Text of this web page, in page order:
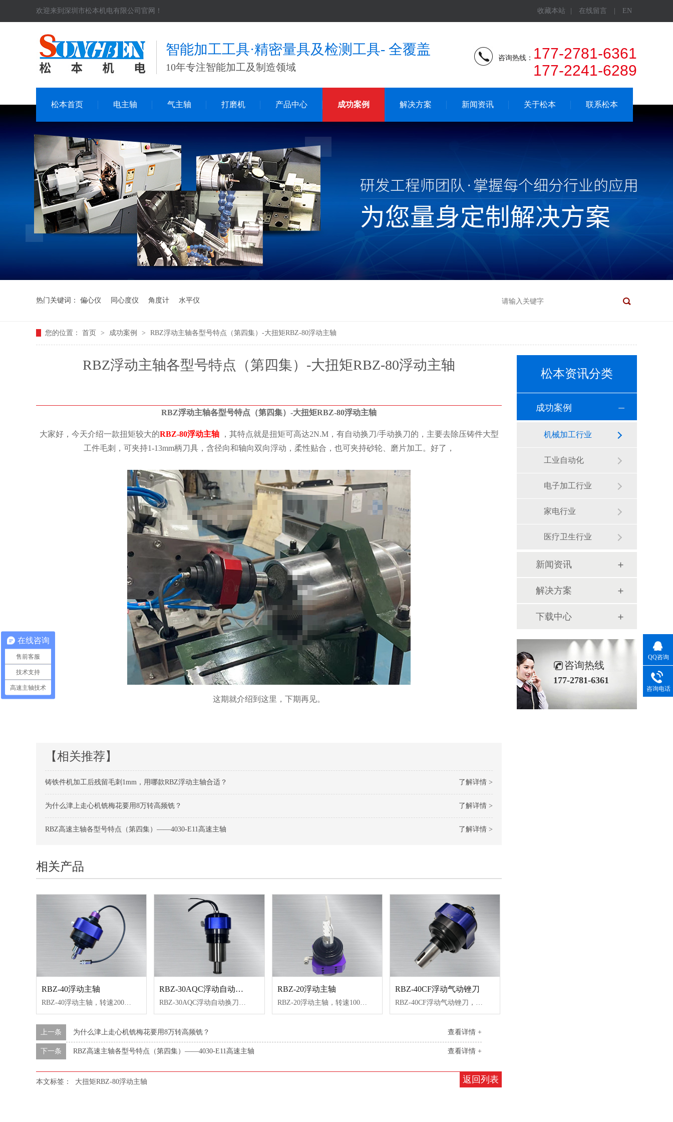
收藏本站 在线留言 EN
欢迎来到深圳市松本机电有限公司官网！
智能加工工具·精密量具及检测工具- 全覆盖
10年专注智能加工及制造领域
咨询热线： 177-2781-6361
177-2241-6289
松本首页 电主轴 气主轴 打磨机 产品中心 成功案例 解决方案 新闻资讯 关于松本 联系松本
热门关键词： 偏心仪 同心度仪 角度计 水平仪
您的位置： 首页 > 成功案例 > RBZ浮动主轴各型号特点（第四集）-大扭矩RBZ-80浮动主轴
RBZ浮动主轴各型号特点（第四集）-大扭矩RBZ-80浮动主轴
RBZ浮动主轴各型号特点（第四集）-大扭矩RBZ-80浮动主轴
大家好，今天介绍一款扭矩较大的RBZ-80浮动主轴
，其特点就是扭矩可高达2N.M，有自动换刀/手动换刀的，主要去除压铸件大型
工件毛刺，可夹持1-13mm柄刀具，含径向和轴向双向浮动，柔性贴合，也可夹持砂轮、磨片加工。好了，
这期就介绍到这里，下期再见。
【相关推荐】
了解详情 >
铸铁件机加工后残留毛刺1mm，用哪款RBZ浮动主轴合适？
了解详情 >
为什么津上走心机铣梅花要用8万转高频铣？
了解详情 >
RBZ高速主轴各型号特点（第四集）——4030-E11高速主轴
相关产品
RBZ-40浮动主轴
RBZ-40浮动主轴，转速20000转/min，扭矩0.6N.M，重量轻，扭矩大，实现径向和轴向双向浮动，回零位精度高，打磨均匀，常去除压铸件、注塑件飞边、合模线，水口、披风、倒角等毛刺，性价比高。
RBZ-30AQC浮动自动换刀主轴
RBZ-30AQC浮动自动换刀主轴，转速30000转/min，扭矩0.18N.M，带自动换刀功能，重量轻，实现径向和轴向双向浮动，回零位精度高，打磨均匀，常去除压铸件、注塑件飞边、合模线，水口、倒角等毛刺，性价比高，节约成本。
RBZ-20浮动主轴
RBZ-20浮动主轴，转速1000-60000转，扭矩0.09N.M，可配电主轴或刮刀，可实现径向和轴向浮动，常去除塑料披风、合模线，热冷砂芯合模线去除，金属件一些毛刺，重量轻，性价比高，常加装机械臂上柔性去毛刺。
RBZ-40CF浮动气动锉刀
RBZ-40CF浮动气动锉刀，往复行程：10mm，震动频率：9000bpm/min，刀柄夹持5mm，实现径向和轴向浮动，去除压铸铝件小毛刺，机加工翻边小毛刺，热砂芯模具合模线去除，重量轻，性价比高。
查看详情 +
上一条 为什么津上走心机铣梅花要用8万转高频铣？
查看详情 +
下一条 RBZ高速主轴各型号特点（第四集）——4030-E11高速主轴
返回列表
本文标签： 大扭矩RBZ-80浮动主轴
松本资讯分类
成功案例
机械加工行业
工业自动化
电子加工行业
家电行业
医疗卫生行业
新闻资讯
解决方案
下载中心
咨询热线
177-2781-6361
QQ咨询
咨询电话
在线咨询
售前客服
技术支持
高速主轴技术